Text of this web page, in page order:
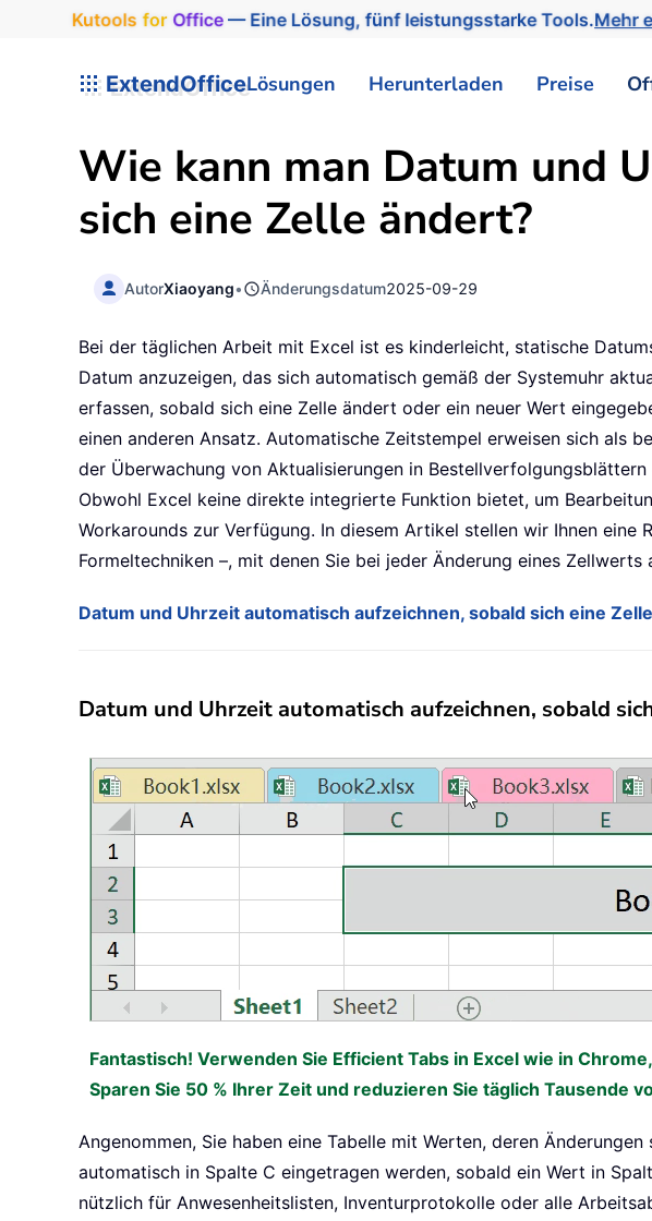
Kutools for Office— Eine Lösung, fünf leistungsstarke Tools.Mehr
ExtendOfficeLösungen Herunterladen Preise
Wie kann man Datum und
sich eine Zelle ändert?
AutorXiaoyang• Änderungsdatum2025-09-29
Bei der täglichen Arbeit mit Excel ist es kinderleicht, statische
Datum anzuzeigen, das sich automatisch gemäß der Systemuhr
erfassen, sobald sich eine Zelle ändert oder ein neuer Wert
einen anderen Ansatz. Automatische Zeitstempel erweisen sich als
der Überwachung von Aktualisierungen in
Obwohl Excel keine direkte integrierte Funktion bietet, um
Workarounds zur Verfügung. In diesem Artikel stellen wir Ihnen
Formeltechniken –, mit denen Sie bei jeder Änderung eines
Datum und Uhrzeit automatisch aufzeichnen, sobald sich eine
Datum und Uhrzeit automatisch aufzeichnen, sobald
Fantastisch! Verwenden Sie Efficient Tabs in Excel wie in
Sparen Sie 50 % Ihrer Zeit und reduzieren Sie täglich Tausende
Angenommen, Sie haben eine Tabelle mit Werten, deren
automatisch in Spalte C eingetragen werden, sobald ein Wert in
nützlich für Anwesenheitslisten, Inventurprotokolle oder alle